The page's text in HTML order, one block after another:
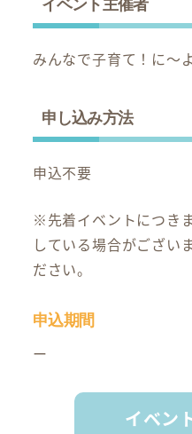
みんなで子育て！に～
申し込み方法
申込不要
※先着イベントにつき
している場合がござい
ださい。
申込期間
ー
イベン